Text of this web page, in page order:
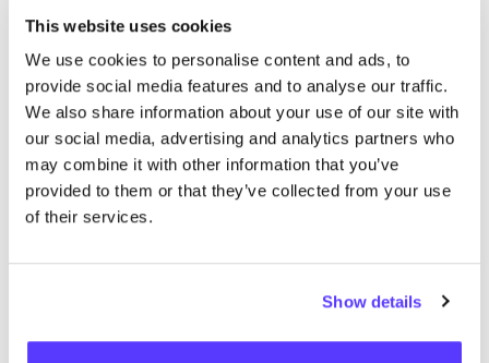
This website uses cookies
We use cookies to personalise content and ads, to
provide social media features and to analyse our traffic.
We also share information about your use of our site with
our social media, advertising and analytics partners who
may combine it with other information that you’ve
provided to them or that they’ve collected from your use
of their services.
Show details
Otras marcas